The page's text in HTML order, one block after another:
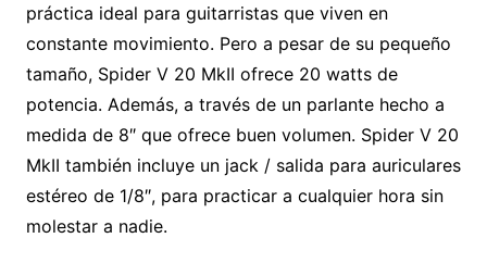
práctica ideal para guitarristas que viven en
constante movimiento. Pero a pesar de su pequeño
tamaño, Spider V 20 MkII ofrece 20 watts de
potencia. Además, a través de un parlante hecho a
medida de 8″ que ofrece buen volumen. Spider V 20
MkII también incluye un jack / salida para auriculares
estéreo de 1/8″, para practicar a cualquier hora sin
molestar a nadie.